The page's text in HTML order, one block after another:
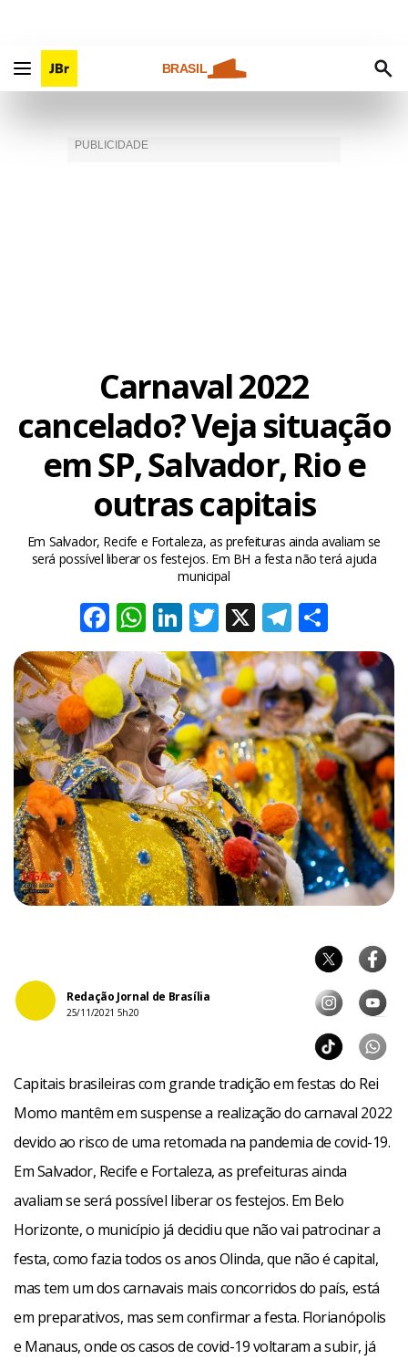
BRASIL
Carnaval 2022
cancelado? Veja situação
em SP, Salvador, Rio e
outras capitais
Em Salvador, Recife e Fortaleza, as prefeituras ainda avaliam se
será possível liberar os festejos. Em BH a festa não terá ajuda
municipal
Facebook
WhatsApp
LinkedIn
Twitter
X
Redação Jornal de Brasília
25/11/2021 5h20
Capitais brasileiras com grande tradição em festas do Rei
Momo mantêm em suspense a realização do carnaval 2022
devido ao risco de uma retomada na pandemia de covid-19.
Em Salvador, Recife e Fortaleza, as prefeituras ainda
avaliam se será possível liberar os festejos. Em Belo
Horizonte, o município já decidiu que não vai patrocinar a
festa, como fazia todos os anos Olinda, que não é capital,
mas tem um dos carnavais mais concorridos do país, está
em preparativos, mas sem confirmar a festa. Florianópolis
e Manaus, onde os casos de covid-19 voltaram a subir, já